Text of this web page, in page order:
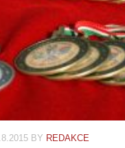
BY REDAKCE